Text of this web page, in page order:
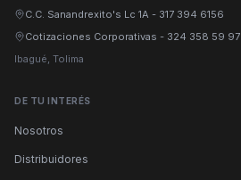
C.C. Sanandrexito's Lc 1A - 317 394 6156
Cotizaciones Corporativas - 324 358 59 97
Ibagué, Tolima
DE TU INTERÉS
Nosotros
Distribuidores